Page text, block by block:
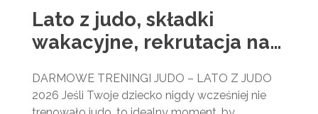
Lato z judo, składki
wakacyjne, rekrutacja na
DARMOWE TRENINGI JUDO – LATO Z JUDO
2026 Jeśli Twoje dziecko nigdy wcześniej nie